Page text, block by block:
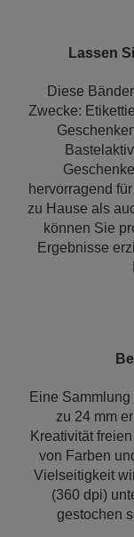
Lassen
Diese
Zwecke:
hervorragend
zu Hause als
können Sie
Ergebnisse
Eine
zu 24 mm
Kreativität
von Farben
Vielseitigkeit
(360 dpi)
gestochen